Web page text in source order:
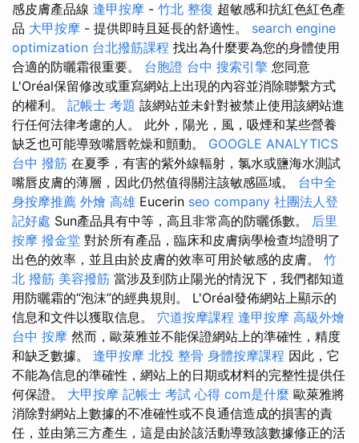
感皮膚產品線 逢甲按摩 - 竹北 整復 超敏感和抗紅色紅色產
品 大甲按摩 - 提供即時且延長的舒適性。 search engine
optimization 台北撥筋課程 找出為什麼要為您的身體使用
合適的防曬霜很重要。 台胞證 台中 搜索引擎 您同意
L'Oréal保留修改或重寫網站上出現的內容並消除聯繫方式
的權利。 記帳士 考題 該網站並未針對被禁止使用該網站進
行任何法律考慮的人。 此外，陽光，風，吸煙和某些營養
缺乏也可能導致嘴唇乾燥和顫動。 GOOGLE ANALYTICS
台中 撥筋 在夏季，有害的紫外線輻射，氯水或鹽海水測試
嘴唇皮膚的薄層，因此仍然值得關注該敏感區域。 台中全
身按摩推薦 外燴 高雄 Eucerin seo company 社團法人登
記好處 Sun產品具有中等，高且非常高的防曬係數。 后里
按摩 撥金堂 對於所有產品，臨床和皮膚病學檢查均證明了
出色的效率，並且由於皮膚的效率可用於敏感的皮膚。 竹
北 撥筋 美容撥筋 當涉及到防止陽光的情況下，我們都知道
用防曬霜的“泡沫”的經典規則。 L'Oréal發佈網站上顯示的
信息和文件以獲取信息。 穴道按摩課程 逢甲按摩 高級外燴
台中 按摩 然而，歐萊雅並不能保證網站上的準確性，精度
和缺乏數據。 逢甲按摩 北投 整骨 身體按摩課程 因此，它
不能為信息的準確性，網站上的日期或材料的完整性提供任
何保證。 大甲按摩 記帳士 考試 心得 com是什麼 歐萊雅將
消除對網站上數據的不准確性或不良通信造成的損害的責
任，並由第三方產生，這是由於該活動導致該數據修正的活